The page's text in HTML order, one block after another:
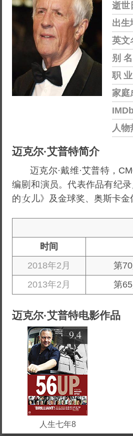
逝世
出生
英文
别 名
职 业
家庭
人物
迈克尔·艾普特简介
迈克尔·戴维·艾普特，
编
和演员。代表作品有纪录
的
儿》及金球奖、奥斯卡
时间
2018年2月
第
2013年2月
第
迈克尔·艾普特电影作品
9.4
人生七年8